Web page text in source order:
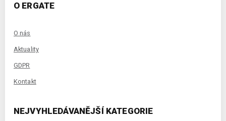
O ERGATE
O nás
Aktuality
GDPR
Kontakt
NEJVYHLEDÁVANĚJŠÍ KATEGORIE